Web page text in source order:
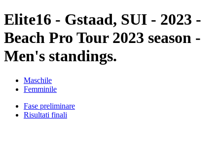
Elite16 - Gstaad, SUI - 2023 -
Beach Pro Tour 2023 season -
Men's standings.
Maschile
Femminile
Fase preliminare
Risultati finali